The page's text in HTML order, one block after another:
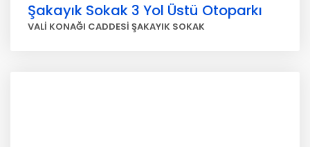
Şakayık Sokak 3 Yol Üstü Otoparkı
VALİ KONAĞI CADDESİ ŞAKAYIK SOKAK